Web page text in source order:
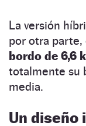
La versión
por otra parte,
bordo de 6,6
totalmente su
media.
Un diseño